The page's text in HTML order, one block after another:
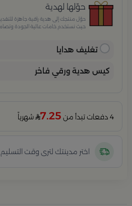
حوّلها لهدية
حوّل منتجك إلى هدية راقية جاهزة
حيث نستخدم خامات عالية الجودة
تغليف هدايا
كيس هدية ورقي فاخر
4 دفعات تبدأ من 7.25 شهرياً
اختر مدينتك لترى وقت التسليم